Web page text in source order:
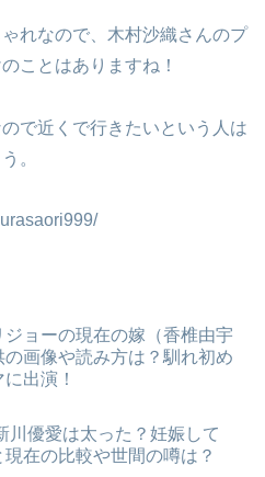
れなので、木村沙織さんのプ
ことはありますね！
で近くで行きたいという人は
。
ジョーの現在の嫁（香椎由宇
の画像や読み方は？馴れ初め
出演！
川優愛は太った？妊娠して
現在の比較や世間の噂は？